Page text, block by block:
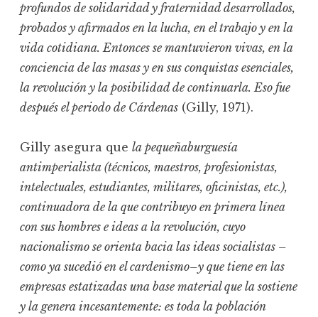
profundos de solidaridad y fraternidad desarrollados,
probados y afirmados en la lucha, en el trabajo y en la
vida cotidiana. Entonces se mantuvieron vivas, en la
conciencia de las masas y en sus conquistas esenciales,
la revolución y la posibilidad de continuarla. Eso fue
después el periodo de Cárdenas (Gilly, 1971).
Gilly asegura que la pequeñaburguesía
antimperialista (técnicos, maestros, profesionistas,
intelectuales, estudiantes, militares, oficinistas, etc.),
continuadora de la que contribuyo en primera línea
con sus hombres e ideas a la revolución, cuyo
nacionalismo se orienta bacia las ideas socialistas –
como ya sucedió en el cardenismo–y que tiene en las
empresas estatizadas una base material que la sostiene
y la genera incesantemente: es toda la población